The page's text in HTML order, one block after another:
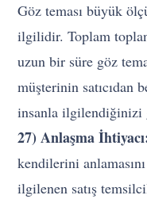
Göz teması büyük
ilgilidir. Toplam
uzun bir süre göz
müşterinin satıcıdan
insanla ilgilendiğinizi
27) Anlaşma
kendilerini
ilgilenen satış